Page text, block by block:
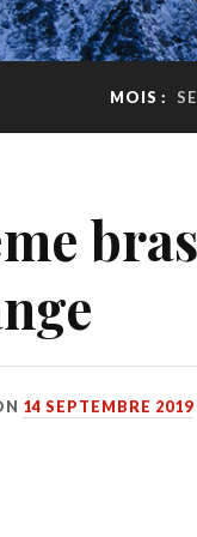
MOIS :
14 SEPTEMBRE 2019